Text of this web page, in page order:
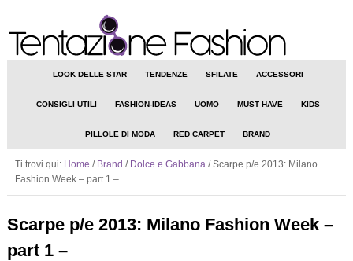
LOOK DELLE STAR TENDENZE SFILATE ACCESSORI
CONSIGLI UTILI FASHION-IDEAS UOMO MUST HAVE KIDS
PILLOLE DI MODA RED CARPET BRAND
Ti trovi qui: Home / Brand / Dolce e Gabbana /Scarpe p/e 2013: Milano
Fashion Week – part 1 –
Scarpe p/e 2013: Milano Fashion Week –
part 1 –